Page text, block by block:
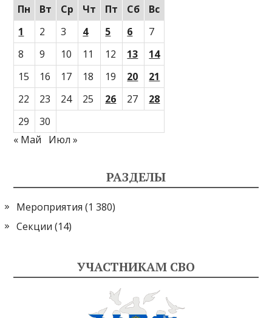
Пн Вт Ср Чт Пт Сб
Вс
1
2 3 4 5 6
7
8
9 10 11 12 13
14
15
16 17 18 19 20
21
22
23 24 25 26 27
28
29
30
« Май
Июл »
РАЗДЕЛЫ
Мероприятия (1 380)
Секции (14)
УЧАСТНИКАМ СВО